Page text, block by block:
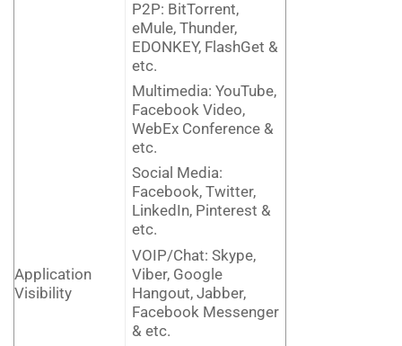
Application
Visibility
P2P: BitTorrent,
eMule, Thunder,
EDONKEY, FlashGet &
etc.
Multimedia: YouTube,
Facebook Video,
WebEx Conference &
etc.
Social Media:
Facebook, Twitter,
LinkedIn, Pinterest &
etc.
VOIP/Chat: Skype,
Viber, Google
Hangout, Jabber,
Facebook Messenger
& etc.